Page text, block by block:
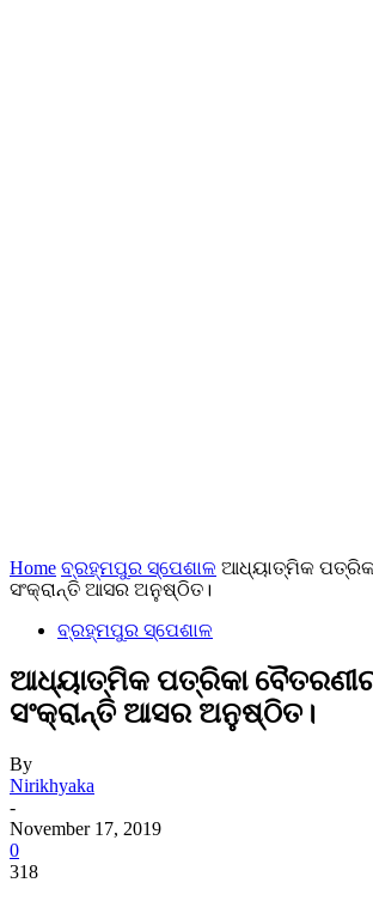
Home ବ୍ରହ୍ମପୁର ସ୍ପେଶାଳ ଆଧ୍ୟାତ୍ମିକ
ସଂକ୍ରାନ୍ତି ଆସର ଅନୁଷ୍ଠିତ।
ବ୍ରହ୍ମପୁର ସ୍ପେଶାଳ
ଆଧ୍ୟାତ୍ମିକ ପତ୍ରିକା
ସଂକ୍ରାନ୍ତି ଆସର ଅନୁଷ୍ଠିତ।
By
Nirikhyaka
-
November 17, 2019
0
318